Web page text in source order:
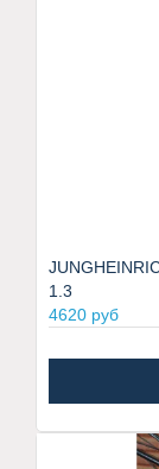
1.3
4620 руб